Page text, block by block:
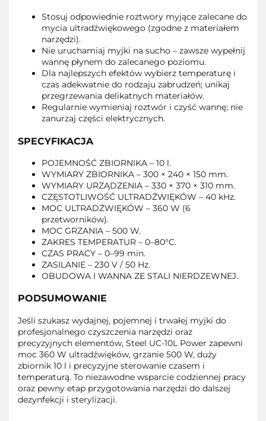
Stosuj odpowiednie roztwory myjące zalecane do
mycia ultradźwiękowego (zgodne z materiałem
narzędzi).
Nie uruchamiaj myjki na sucho – zawsze wypełnij
wannę płynem do zalecanego poziomu.
Dla najlepszych efektów wybierz temperaturę i
czas adekwatnie do rodzaju zabrudzeń; unikaj
przegrzewania delikatnych materiałów.
Regularnie wymieniaj roztwór i czyść wannę; nie
zanurzaj części elektrycznych.
SPECYFIKACJA
POJEMNOŚĆ ZBIORNIKA – 10 l.
WYMIARY ZBIORNIKA – 300 × 240 × 150 mm.
WYMIARY URZĄDZENIA – 330 × 370 × 310 mm.
CZĘSTOTLIWOŚĆ ULTRADŹWIĘKÓW – 40 kHz.
MOC ULTRADŹWIĘKÓW – 360 W (6
przetworników).
MOC GRZANIA – 500 W.
ZAKRES TEMPERATUR – 0–80°C.
CZAS PRACY – 0–99 min.
ZASILANIE – 230 V / 50 Hz.
OBUDOWA I WANNA ZE STALI NIERDZEWNEJ.
PODSUMOWANIE
Jeśli szukasz wydajnej, pojemnej i trwałej myjki do
profesjonalnego czyszczenia narzędzi oraz
precyzyjnych elementów, Steel UC-10L Power zapewni
moc 360 W ultradźwięków, grzanie 500 W, duży
zbiornik 10 l i precyzyjne sterowanie czasem i
temperaturą. To niezawodne wsparcie codziennej pracy
oraz pewny etap przygotowania narzędzi do dalszej
dezynfekcji i sterylizacji.